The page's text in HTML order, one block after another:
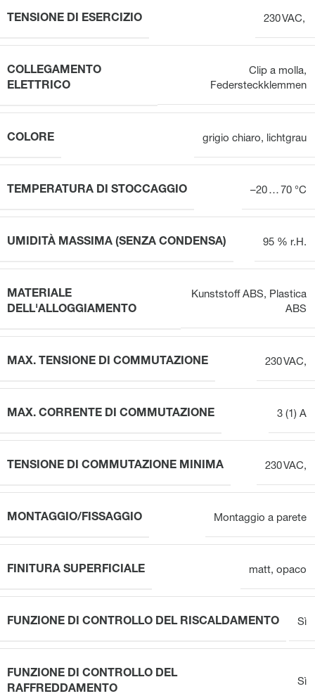
TENSIONE DI ESERCIZIO 230 VAC,
COLLEGAMENTO
ELETTRICO
Clip a molla,
Federsteckklemmen
COLORE grigio chiaro, lichtgrau
TEMPERATURA DI STOCCAGGIO –20 … 70 °C
UMIDITÀ MASSIMA (SENZA CONDENSA) 95 % r.H.
MATERIALE
DELL'ALLOGGIAMENTO
Kunststoff ABS, Plastica
ABS
MAX. TENSIONE DI COMMUTAZIONE 230 VAC,
MAX. CORRENTE DI COMMUTAZIONE 3 (1) A
TENSIONE DI COMMUTAZIONE MINIMA 230 VAC,
MONTAGGIO/FISSAGGIO Montaggio a parete
FINITURA SUPERFICIALE matt, opaco
FUNZIONE DI CONTROLLO DEL RISCALDAMENTO Sì
FUNZIONE DI CONTROLLO DEL
RAFFREDDAMENTO
Sì